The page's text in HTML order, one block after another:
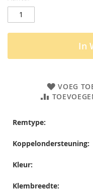
In
VOEG
Remtype:
Koppelondersteuning:
Kleur:
Klembreedte: